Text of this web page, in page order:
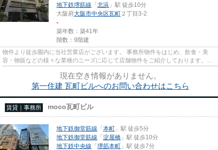
地下鉄堺筋線 「北浜 」駅 徒歩10分
大阪府大阪市中央区瓦町 ２丁目3-2
-
築年数：築41年
階数：9階建
物件より徒歩圏内に当社営業店がございます。 事務所物件をはじめ、飲食・美
容・物販などの様々な業種のニーズに応じて店舗物件をご紹介しております。
尚、弊社ではおとり広告は一切...
現在空き情報がありません。
第一住建 瓦町ビルへのお問い合わせはこちら
賃貸｜事務所 moco瓦町ビル
地下鉄御堂筋線 「本町 」駅 徒歩5分
地下鉄御堂筋線 「淀屋橋 」駅 徒歩10分
地下鉄中央線 「堺筋本町 」駅 徒歩7分